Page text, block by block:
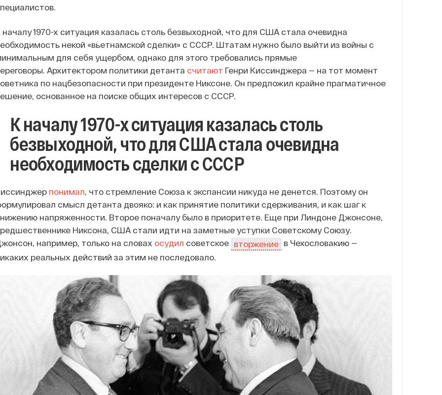
началу 1970-х ситуация казалась столь безвыходной, что для США стала очевидна
некой «вьетнамской сделки» с СССР. Штатам нужно было выйти из войны с
для себя ущербом, однако для этого требовались прямые
Архитектором политики детанта считают Генри Киссинджера — на тот момент
по нацбезопасности при президенте Никсоне. Он предложил крайне прагматичное
основанное на поиске общих интересов с СССР.
К началу 1970-х ситуация казалась столь
безвыходной, что для США стала очевидна
необходимость сделки с СССР
понимал, что стремление Союза к экспансии никуда не денется. Поэтому он
смысл детанта двояко: и как принятие политики сдерживания, и как шаг к
напряженности. Второе поначалу было в приоритете. Еще при Линдоне Джонсоне,
Никсона, США стали идти на заметные уступки Советскому Союзу.
например, только на словах осудил советское вторжение в Чехословакию —
реальных действий за этим не последовало.